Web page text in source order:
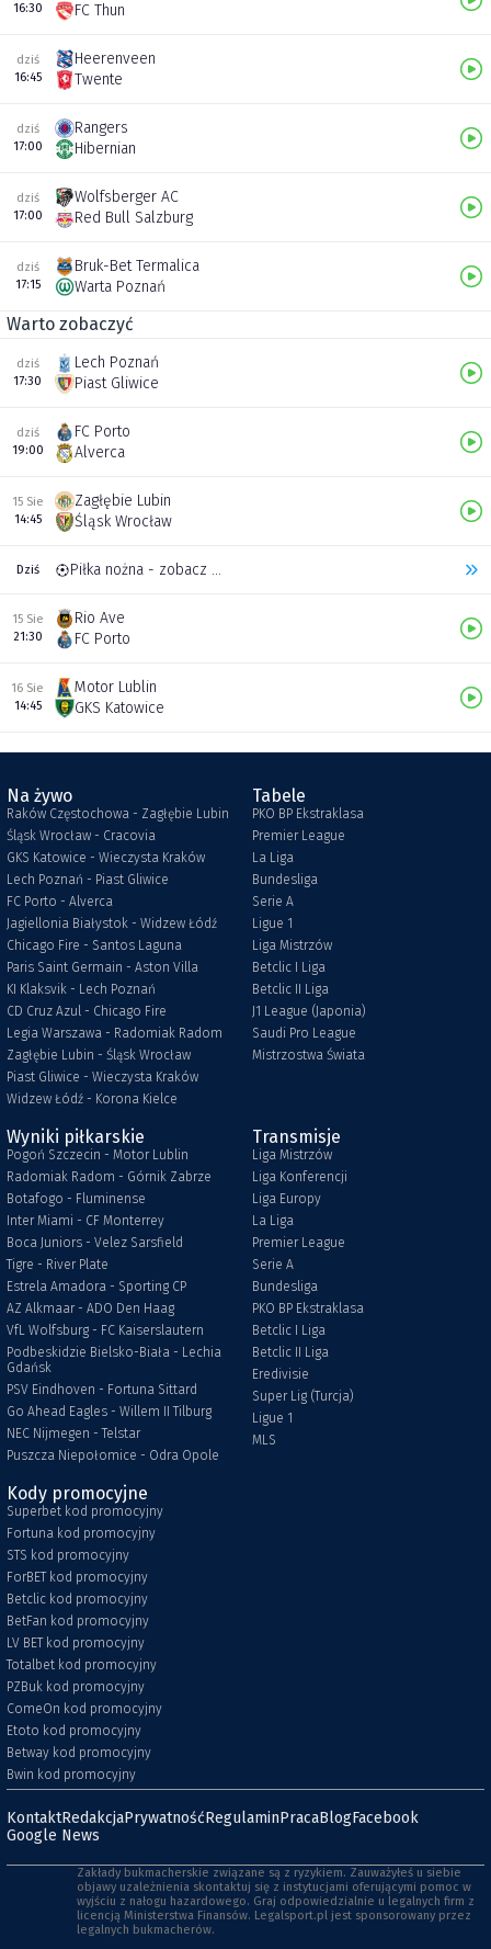
16:30
FC Thun
dziś
16:45
Heerenveen
Twente
dziś
17:00
Rangers
Hibernian
dziś
17:00
Wolfsberger AC
Red Bull Salzburg
dziś
17:15
Bruk-Bet Termalica
Warta Poznań
Warto zobaczyć
dziś
17:30
Lech Poznań
Piast Gliwice
dziś
19:00
FC Porto
Alverca
15 Sie
14:45
Zagłębie Lubin
Śląsk Wrocław
Dziś Piłka nożna - zobacz inne transmisje
15 Sie
21:30
Rio Ave
FC Porto
16 Sie
14:45
Motor Lublin
GKS Katowice
Na żywo
Raków Częstochowa - Zagłębie Lubin
Śląsk Wrocław - Cracovia
GKS Katowice - Wieczysta Kraków
Lech Poznań - Piast Gliwice
FC Porto - Alverca
Jagiellonia Białystok - Widzew Łódź
Chicago Fire - Santos Laguna
Paris Saint Germain - Aston Villa
KI Klaksvik - Lech Poznań
CD Cruz Azul - Chicago Fire
Legia Warszawa - Radomiak Radom
Zagłębie Lubin - Śląsk Wrocław
Piast Gliwice - Wieczysta Kraków
Widzew Łódź - Korona Kielce
Tabele
PKO BP Ekstraklasa
Premier League
La Liga
Bundesliga
Serie A
Ligue 1
Liga Mistrzów
Betclic I Liga
Betclic II Liga
J1 League (Japonia)
Saudi Pro League
Mistrzostwa Świata
Wyniki piłkarskie
Pogoń Szczecin - Motor Lublin
Radomiak Radom - Górnik Zabrze
Botafogo - Fluminense
Inter Miami - CF Monterrey
Boca Juniors - Velez Sarsfield
Tigre - River Plate
Estrela Amadora - Sporting CP
AZ Alkmaar - ADO Den Haag
VfL Wolfsburg - FC Kaiserslautern
Podbeskidzie Bielsko-Biała - Lechia
Gdańsk
PSV Eindhoven - Fortuna Sittard
Go Ahead Eagles - Willem II Tilburg
NEC Nijmegen - Telstar
Puszcza Niepołomice - Odra Opole
Transmisje
Liga Mistrzów
Liga Konferencji
Liga Europy
La Liga
Premier League
Serie A
Bundesliga
PKO BP Ekstraklasa
Betclic I Liga
Betclic II Liga
Eredivisie
Super Lig (Turcja)
Ligue 1
MLS
Kody promocyjne
Superbet kod promocyjny
Fortuna kod promocyjny
STS kod promocyjny
ForBET kod promocyjny
Betclic kod promocyjny
BetFan kod promocyjny
LV BET kod promocyjny
Totalbet kod promocyjny
PZBuk kod promocyjny
ComeOn kod promocyjny
Etoto kod promocyjny
Betway kod promocyjny
Bwin kod promocyjny
KontaktRedakcjaPrywatnośćRegulaminPracaBlogFacebook
Google News
Zakłady bukmacherskie związane są z ryzykiem. Zauważyłeś u siebie
objawy uzależnienia skontaktuj się z instytucjami oferującymi pomoc w
wyjściu z nałogu hazardowego. Graj odpowiedzialnie u legalnych firm z
licencją Ministerstwa Finansów. Legalsport.pl jest sponsorowany przez
legalnych bukmacherów.